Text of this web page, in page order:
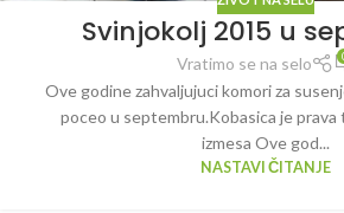
Svinjokolj 2015 u
Vratimo se na selo
Ove godine zahvaljujuci komori za
poceo u septembru.Kobasica je prava
izmesa Ove god...
NASTAVI ČITANJE